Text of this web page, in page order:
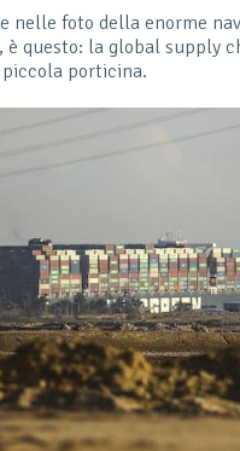
nelle foto della enorme
è questo: la global supply
porticina.